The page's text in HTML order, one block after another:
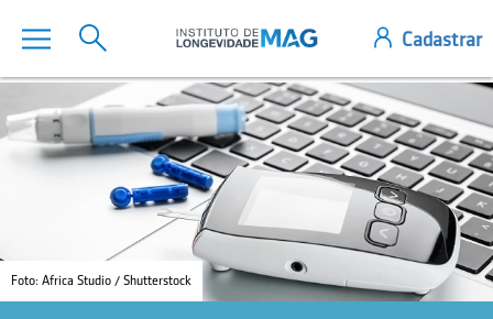
Foto: Africa Studio / Shutterstock